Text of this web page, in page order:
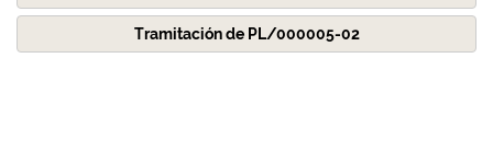
Tramitación de PL/000005-02